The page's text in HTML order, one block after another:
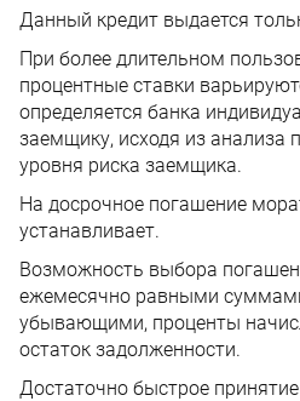
Данный кредит выдается
При более длительном
процентные ставки
определяется банка
заемщику, исходя из анализа
уровня риска заемщика.
На досрочное погашение
устанавливает.
Возможность выбора
ежемесячно равными
убывающими, проценты
остаток задолженности.
Достаточно быстрое